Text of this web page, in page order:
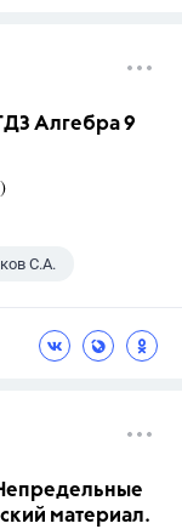
Алгебра 9
)
С.А.
материал.